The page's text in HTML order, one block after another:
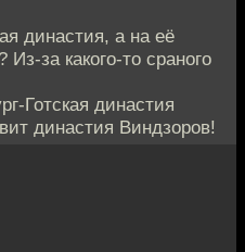
династия, а на её
за какого-то сраного
Готская династия
династия Виндзоров!